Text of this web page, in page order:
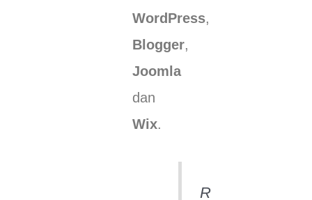
WordPress,
Blogger,
Joomla
dan
Wix.
R